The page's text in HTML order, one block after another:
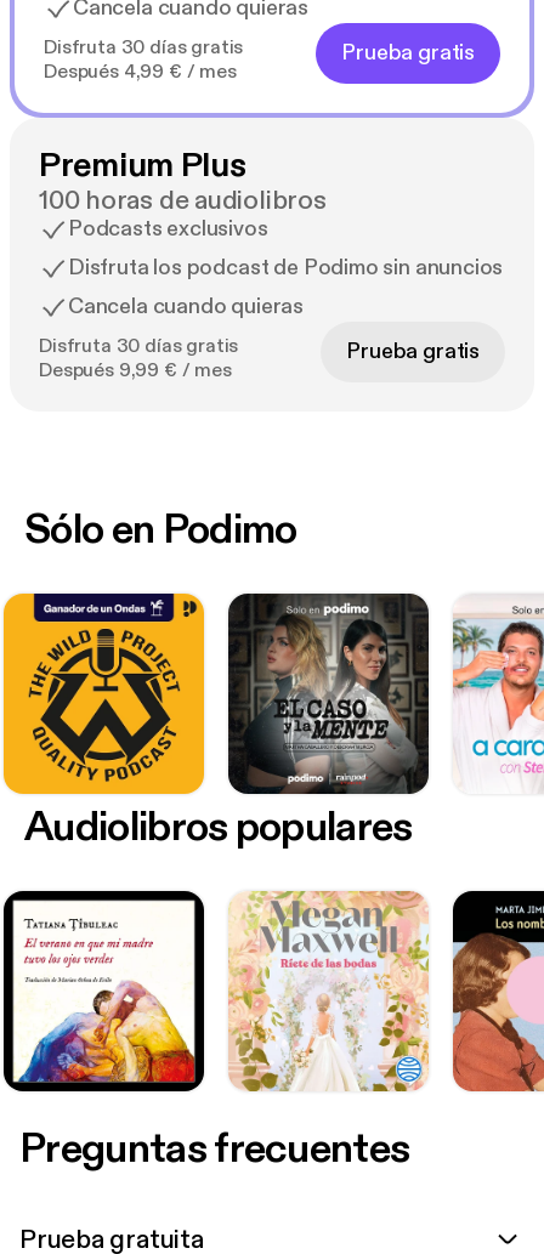
Cancela cuando quieras
Disfruta 30 días gratis
Después 4,99 € / mes
Prueba gratis
Premium Plus
100 horas de audiolibros
Podcasts exclusivos
Disfruta los podcast de Podimo sin anuncios
Cancela cuando quieras
Disfruta 30 días gratis
Después 9,99 € / mes
Prueba gratis
Sólo en Podimo
Audiolibros populares
Preguntas frecuentes
Prueba gratuita